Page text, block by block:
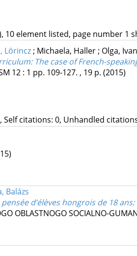
10 element listed, page number 1
Lörincz; Michaela, Haller; Olga,
: The case of French-
12: 1 pp. 109-127. , 19 p. (2015)
citations: 0, Unhandled
Balázs
d’élèves hongrois de 18 ans:
OBLASTNOGO SOCIALNO-